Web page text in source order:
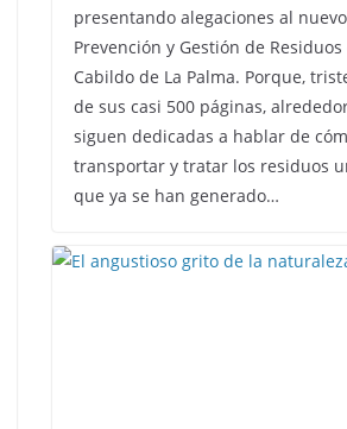
presentando alegaciones al
Prevención y Gestión de Residuos
Cabildo de La Palma. Porque,
de sus casi 500 páginas,
siguen dedicadas a hablar de
transportar y tratar los residuos
que ya se han generado…